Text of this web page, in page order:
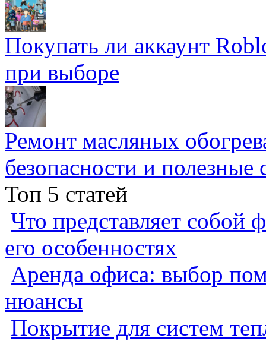
Покупать ли аккаунт
при выборе
Ремонт масляных
безопасности и полезные
Топ 5 статей
Что представляет собой
его особенностях
Аренда офиса: выбор
нюансы
Покрытие для систем